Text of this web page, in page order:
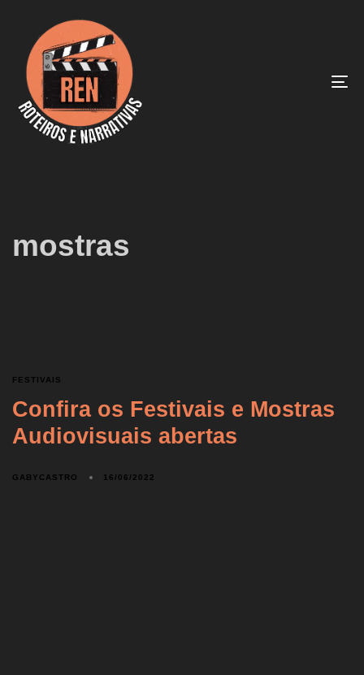
mostras
FESTIVAIS
Confira os Festivais e Mostras
Audiovisuais abertas
GABYCASTRO 16/06/2022